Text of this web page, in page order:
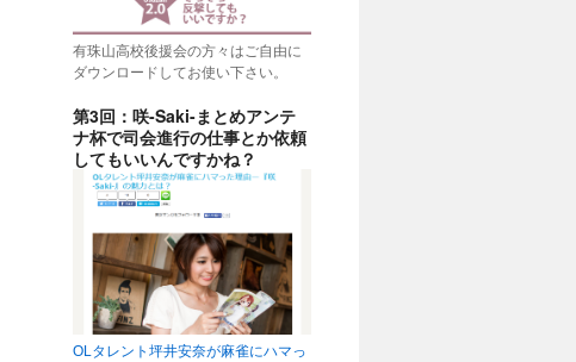
有珠山高校後援会の方々はご自由に
ダウンロードしてお使い下さい。
第3回：咲-Saki-まとめアンテ
ナ杯で司会進行の仕事とか依頼
してもいいんですかね？
OLタレント坪井安奈が麻雀にハマっ